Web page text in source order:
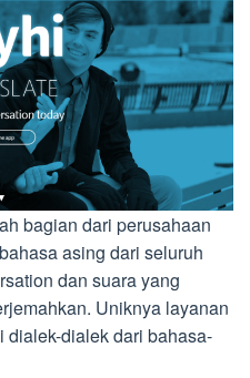
bagian dari perusahaan
asing dari seluruh
dan suara yang
Uniknya layanan
dialek-dialek dari bahasa-